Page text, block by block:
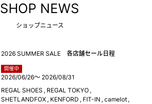
SHOP NEWS
ショップニュース
2026 SUMMER SALE 各店舗セール日程
開催中
2026/06/26～ 2026/08/31
REGAL SHOES
REGAL TOKYO
SHETLANDFOX KENFORD FIT-IN camelot